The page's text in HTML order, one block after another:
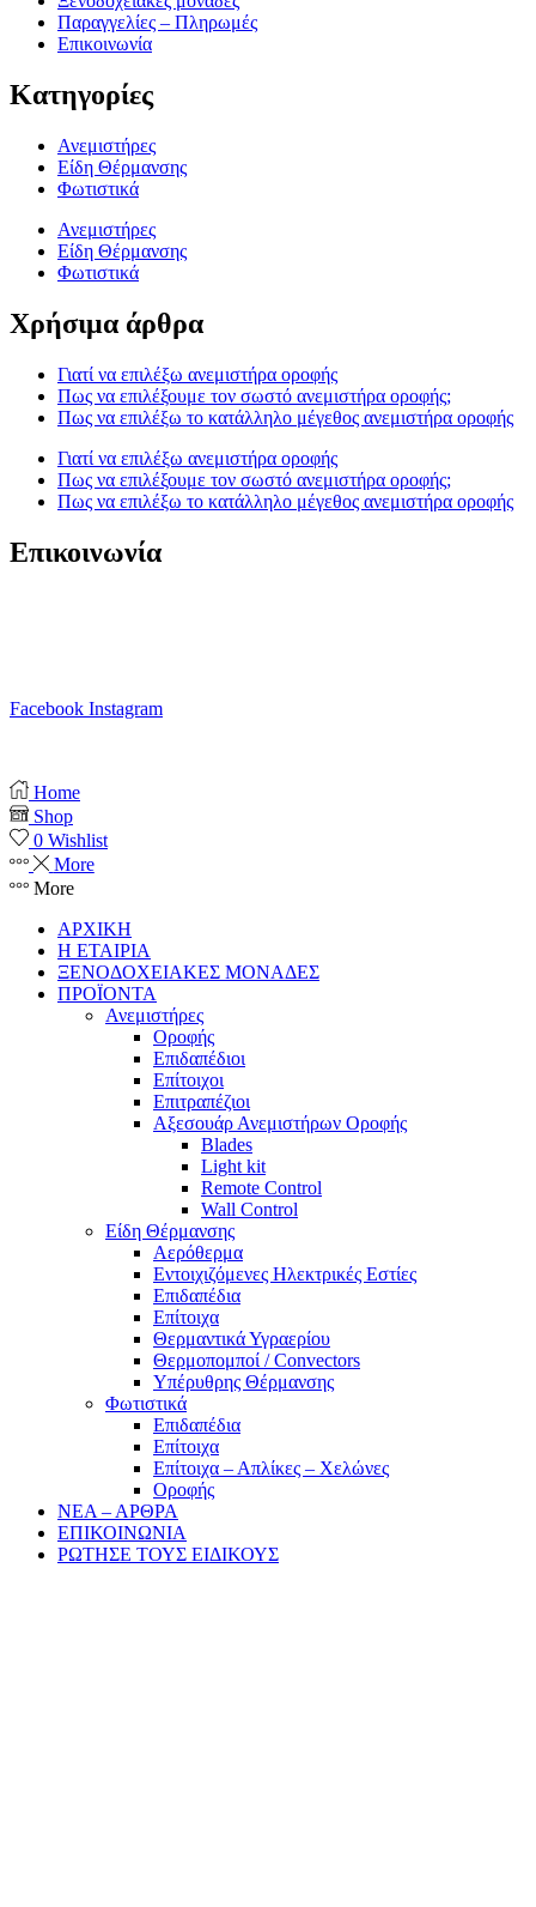
Παραγγελίες – Πληρωμές
Επικοινωνία
Κατηγορίες
Ανεμιστήρες
Είδη Θέρμανσης
Φωτιστικά
Ανεμιστήρες
Είδη Θέρμανσης
Φωτιστικά
Χρήσιμα άρθρα
Γιατί να επιλέξω ανεμιστήρα οροφής
Πως να επιλέξουμε τον σωστό ανεμιστήρα οροφής;
Πως να επιλέξω το κατάλληλο μέγεθος ανεμιστήρα οροφής
Γιατί να επιλέξω ανεμιστήρα οροφής
Πως να επιλέξουμε τον σωστό ανεμιστήρα οροφής;
Πως να επιλέξω το κατάλληλο μέγεθος ανεμιστήρα οροφής
Επικοινωνία
Facebook Instagram
Home
Shop
0 Wishlist
More
More
ΑΡΧΙΚΗ
Η ΕΤΑΙΡΙΑ
ΞΕΝΟΔΟΧΕΙΑΚΕΣ ΜΟΝΑΔΕΣ
ΠΡΟΪΟΝΤΑ
Ανεμιστήρες
Οροφής
Επιδαπέδιοι
Επίτοιχοι
Επιτραπέζιοι
Αξεσουάρ Ανεμιστήρων Οροφής
Blades
Light kit
Remote Control
Wall Control
Είδη Θέρμανσης
Αερόθερμα
Εντοιχιζόμενες Ηλεκτρικές Εστίες
Επιδαπέδια
Επίτοιχα
Θερμαντικά Υγραερίου
Θερμοπομποί / Convectors
Υπέρυθρης Θέρμανσης
Φωτιστικά
Επιδαπέδια
Επίτοιχα
Επίτοιχα – Απλίκες – Χελώνες
Οροφής
ΝΕΑ – ΑΡΘΡΑ
ΕΠΙΚΟΙΝΩΝΙΑ
ΡΩΤΗΣΕ ΤΟΥΣ ΕΙΔΙΚΟΥΣ